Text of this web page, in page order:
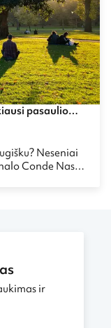
pasaulio
Neseniai
Conde Nast
ir